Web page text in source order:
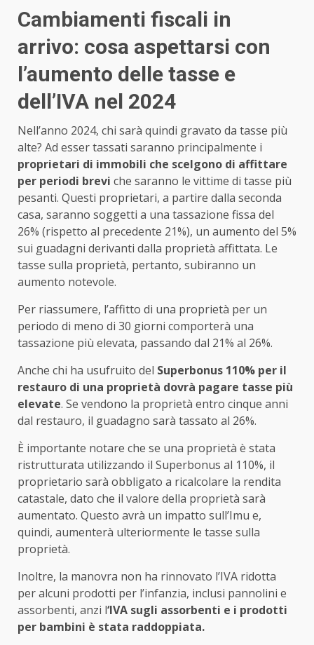
Cambiamenti fiscali in
arrivo: cosa aspettarsi con
l’aumento delle tasse e
dell’IVA nel 2024
Nell’anno 2024, chi sarà quindi gravato da tasse più
alte? Ad esser tassati saranno principalmente i
proprietari di immobili che scelgono di affittare
per periodi brevi che saranno le vittime di tasse più
pesanti. Questi proprietari, a partire dalla seconda
casa, saranno soggetti a una tassazione fissa del
26% (rispetto al precedente 21%), un aumento del 5%
sui guadagni derivanti dalla proprietà affittata. Le
tasse sulla proprietà, pertanto, subiranno un
aumento notevole.
Per riassumere, l’affitto di una proprietà per un
periodo di meno di 30 giorni comporterà una
tassazione più elevata, passando dal 21% al 26%.
Anche chi ha usufruito del Superbonus 110% per il
restauro di una proprietà dovrà pagare tasse più
elevate. Se vendono la proprietà entro cinque anni
dal restauro, il guadagno sarà tassato al 26%.
È importante notare che se una proprietà è stata
ristrutturata utilizzando il Superbonus al 110%, il
proprietario sarà obbligato a ricalcolare la rendita
catastale, dato che il valore della proprietà sarà
aumentato. Questo avrà un impatto sull’Imu e,
quindi, aumenterà ulteriormente le tasse sulla
proprietà.
Inoltre, la manovra non ha rinnovato l’IVA ridotta
per alcuni prodotti per l’infanzia, inclusi pannolini e
assorbenti, anzi l‘IVA sugli assorbenti e i prodotti
per bambini è stata raddoppiata.